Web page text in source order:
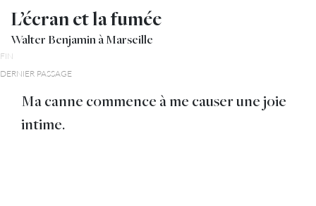
L’écran et la fumée
Walter Benjamin à Marseille
FIN
DERNIER PASSAGE
Ma canne commence à me causer une joie
intime.